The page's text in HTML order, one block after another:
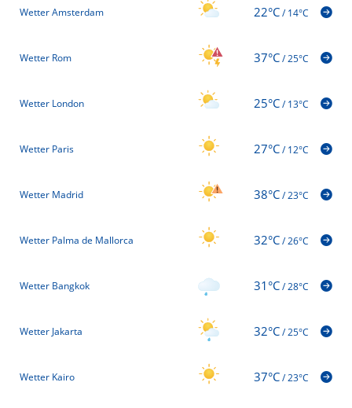
Wetter Amsterdam 22°C/14°C
Wetter Rom 37°C/25°C
Wetter London 25°C/13°C
Wetter Paris 27°C/12°C
Wetter Madrid 38°C/23°C
Wetter Palma de Mallorca 32°C/26°C
Wetter Bangkok 31°C/28°C
Wetter Jakarta 32°C/25°C
Wetter Kairo 37°C/23°C